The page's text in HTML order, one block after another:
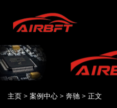
主页 > 案例中心 > 奔驰 > 正文